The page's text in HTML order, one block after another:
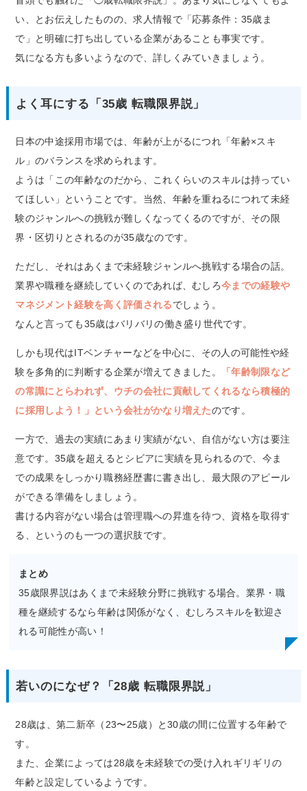
い、とお伝えしたものの、求人情報で「応募条件：35歳ま
で」と明確に打ち出している企業があることも事実です。
気になる方も多いようなので、詳しくみていきましょう。
よく耳にする「35歳 転職限界説」
日本の中途採用市場では、年齢が上がるにつれ「年齢×スキ
ル」のバランスを求められます。
ようは「この年齢なのだから、これくらいのスキルは持ってい
てほしい」ということです。当然、年齢を重ねるにつれて未経
験のジャンルへの挑戦が難しくなってくるのですが、その限
界・区切りとされるのが35歳なのです。
ただし、それはあくまで未経験ジャンルへ挑戦する場合の話。
業界や職種を継続していくのであれば、むしろ今までの経験や
マネジメント経験を高く評価されるでしょう。
なんと言っても35歳はバリバリの働き盛り世代です。
しかも現代はITベンチャーなどを中心に、その人の可能性や経
験を多角的に判断する企業が増えてきました。
「年齢制限など
の常識にとらわれず、ウチの会社に貢献してくれるなら積極的
に採用しよう！」という会社がかなり増えたのです。
一方で、過去の実績にあまり実績がない、自信がない方は要注
意です。35歳を超えるとシビアに実績を見られるので、今ま
での成果をしっかり職務経歴書に書き出し、最大限のアピール
ができる準備をしましょう。
書ける内容がない場合は管理職への昇進を待つ、資格を取得す
る、というのも一つの選択肢です。
まとめ
35歳限界説はあくまで未経験分野に挑戦する場合。業界・職
種を継続するなら年齢は関係がなく、むしろスキルを歓迎さ
れる可能性が高い！
若いのになぜ？「28歳 転職限界説」
28歳は、第二新卒（23〜25歳）と30歳の間に位置する年齢で
す。
また、企業によっては28歳を未経験での受け入れギリギリの
年齢と設定しているようです。